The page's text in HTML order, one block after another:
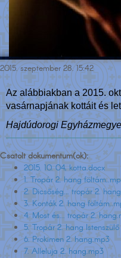
2015. szeptember 28. 15:42
Az alábbiakban a 2015.
vasárnapjának kottáit és
Hajdúdorogi
Csatolt dokumentum(ok):
2015. 10. 04, kotta.docx
1. Tropár 2. hang
2. Dicsőség... tropár 2.
3. Konták 2. hang
4. Most és... tropár 2.
5. Tropár 2. hang
6. Prokimen 2. hang.mp3
7. Alleluja 2. hang.mp3